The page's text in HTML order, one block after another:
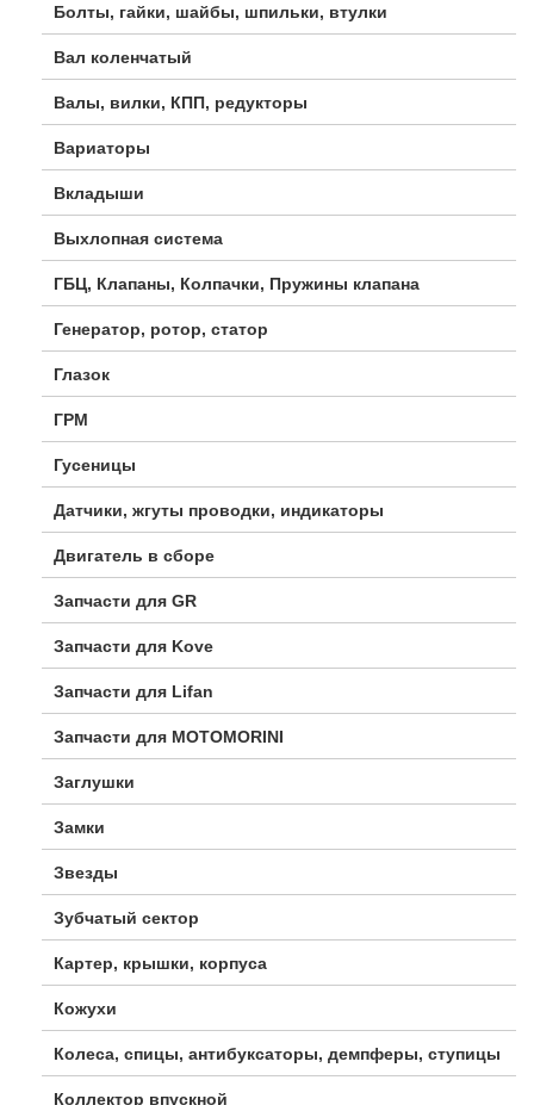
Болты, гайки, шайбы, шпильки, втулки
Вал коленчатый
Валы, вилки, КПП, редукторы
Вариаторы
Вкладыши
Выхлопная система
ГБЦ, Клапаны, Колпачки, Пружины клапана
Генератор, ротор, статор
Глазок
ГРМ
Гусеницы
Датчики, жгуты проводки, индикаторы
Двигатель в сборе
Запчасти для GR
Запчасти для Kove
Запчасти для Lifan
Запчасти для MOTOMORINI
Заглушки
Замки
Звезды
Зубчатый сектор
Картер, крышки, корпуса
Кожухи
Колеса, спицы, антибуксаторы, демпферы, ступицы
Коллектор впускной